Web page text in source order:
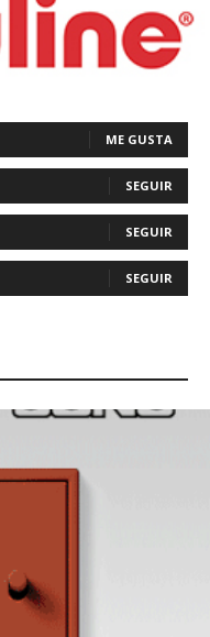
ME GUSTA
SEGUIR
SEGUIR
SEGUIR